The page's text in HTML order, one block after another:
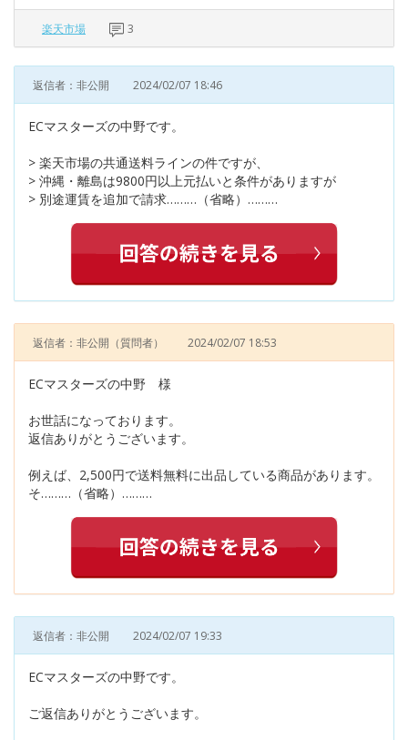
楽天市場 3
返信者：非公開 2024/02/07 18:46
ECマスターズの中野です。
> 楽天市場の共通送料ラインの件ですが、
> 沖縄・離島は9800円以上元払いと条件がありますが
> 別途運賃を追加で請求………（省略）………
返信者：非公開 （質問者） 2024/02/07 18:53
ECマスターズの中野 様
お世話になっております。
返信ありがとうございます。
例えば、2,500円で送料無料に出品している商品があります。
そ………（省略）………
返信者：非公開 2024/02/07 19:33
ECマスターズの中野です。
ご返信ありがとうございます。